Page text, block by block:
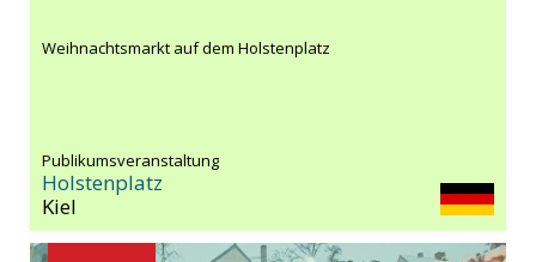
Weihnachtsmarkt auf dem Holstenplatz
Publikumsveranstaltung
Holstenplatz
Kiel